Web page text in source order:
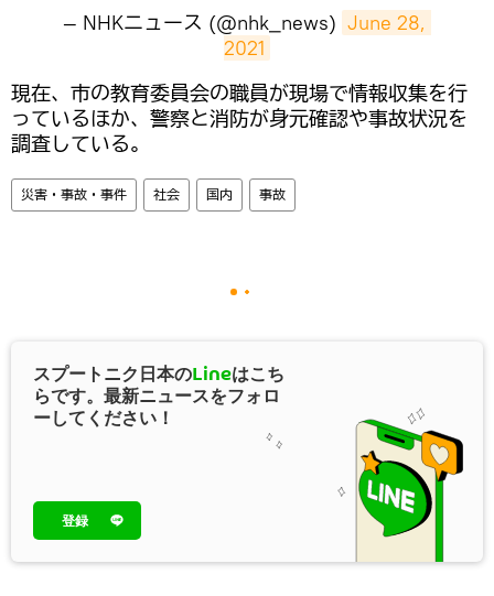
— NHKニュース (@nhk_news) June 28,
2021
現在、市の教育委員会の職員が現場で情報収集を行
っているほか、警察と消防が身元確認や事故状況を
調査している。
災害・事故・事件 社会 国内 事故
スプートニク日本のLineはこち
らです。最新ニュースをフォロ
ーしてください！
登録